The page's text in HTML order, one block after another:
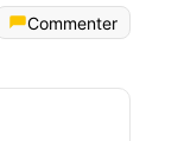
Commenter